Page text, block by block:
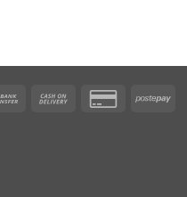
Bank
Cash
Credit